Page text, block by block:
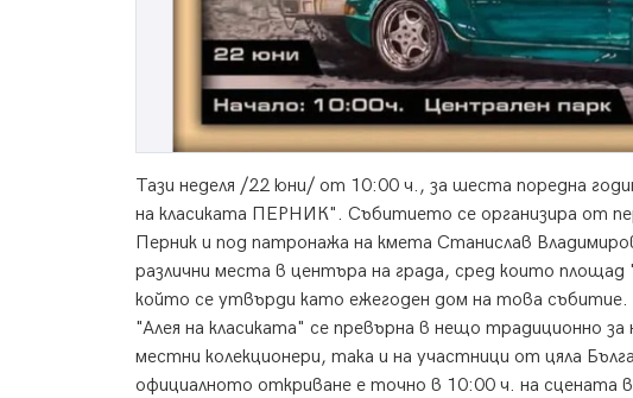
Тази неделя /22 юни/ от 10:00 ч., за шеста поредна
на класиката ПЕРНИК". Събитието се организира от
Перник и под патронажа на кмета Станислав
различни места в центъра на града, сред които
който се утвърди като ежегоден дом на това събитие.
"Алея на класиката" се превърна в нещо традиционно
местни колекционери, така и на участници от цяла
официалното откриване е точно в 10:00 ч. на сцената в